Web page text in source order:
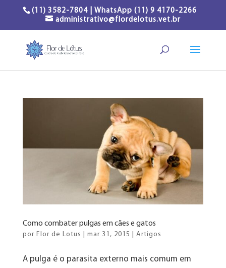
(11) 3582-7804 | WhatsApp (11) 9 4170-2266
administrativo@flordelotus.vet.br
Como combater pulgas em cães e gatos
por Flor de Lotus mar 31, 2015 Artigos
A pulga é o parasita externo mais comum em